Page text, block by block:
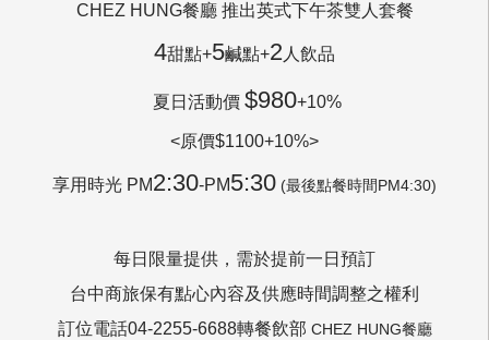
CHEZ HUNG餐廳 推出英式下午茶雙人套餐
4甜點+5鹹點+2人飲品
夏日活動價 $980+10%
<原價$1100+10%>
享用時光 PM2:30-PM5:30 (最後點餐時間PM4:30)
每日限量提供，需於提前一日預訂
台中商旅保有點心內容及供應時間調整之權利
訂位電話04-2255-6688轉餐飲部 CHEZ HUNG餐廳